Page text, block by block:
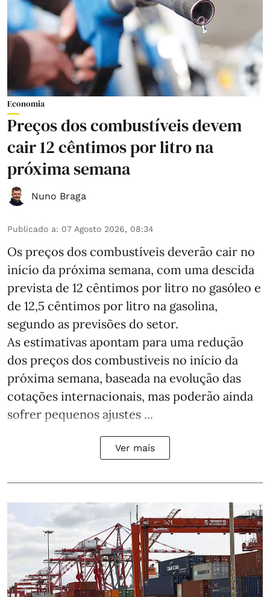
Economia
Preços dos combustíveis devem
cair 12 cêntimos por litro na
próxima semana
Nuno Braga
Publicado a: 07 Agosto 2026, 08:34
Os preços dos combustíveis deverão cair no
início da próxima semana, com uma descida
prevista de 12 cêntimos por litro no gasóleo e
de 12,5 cêntimos por litro na gasolina,
segundo as previsões do setor.
As estimativas apontam para uma redução
dos preços dos combustíveis no início da
próxima semana, baseada na evolução das
cotações internacionais, mas poderão ainda
sofrer pequenos ajustes ...
Ver mais